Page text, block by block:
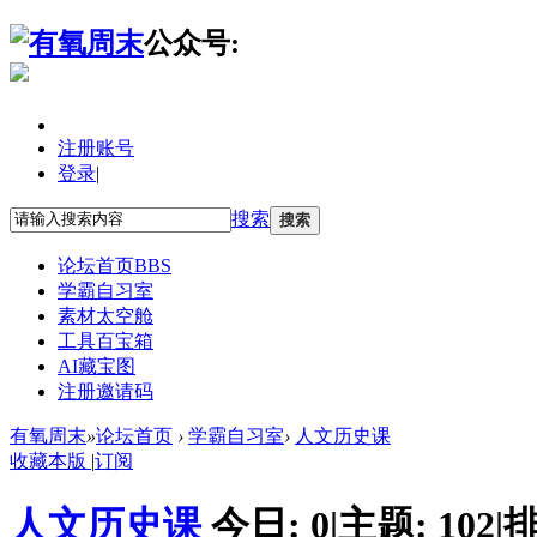
公众号:
注册账号
登录|
搜索 搜索
论坛首页BBS
学霸自习室
素材太空舱
工具百宝箱
AI藏宝图
注册邀请码
有氧周末»论坛首页 › 学霸自习室› 人文历史课
收藏本版 |订阅
人文历史课 今日: 0|主题: 102|